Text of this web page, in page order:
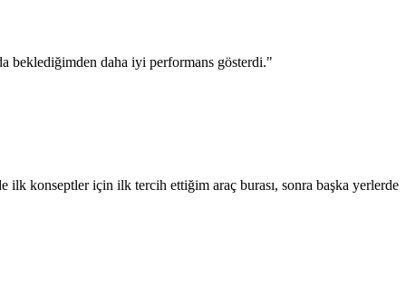
beklediğimden daha iyi performans gösterdi."
konseptler için ilk tercih ettiğim araç burası, sonra başka yerlerde